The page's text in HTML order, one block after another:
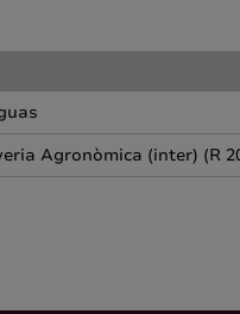
Agronòmica (inter) (R